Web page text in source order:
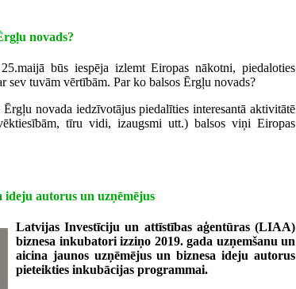
novads?
būs iespēja izlemt Eiropas nākotni, piedaloties
sev tuvām vērtībām. Par ko balsos Ērgļu novads?
novada iedzīvotājus piedalīties interesantā aktivitātē
tīru vidi, izaugsmi utt.) balsos viņi Eiropas
autorus un uzņēmējus
Latvijas Investīciju un attīstības aģentūras (LIAA)
biznesa inkubatori izziņo 2019. gada uzņemšanu un
aicina jaunos uzņēmējus un biznesa ideju autorus
pieteikties inkubācijas programmai.